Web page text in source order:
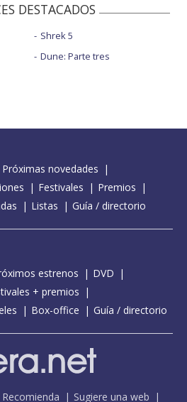
DESTACADOS
Shrek 5
Dune: Parte tres
Próximas novedades
Festivales
Premios
Listas Guía / directorio
estrenos
DVD
+ premios
Box-office Guía / directorio
Recomienda Sugiere una web